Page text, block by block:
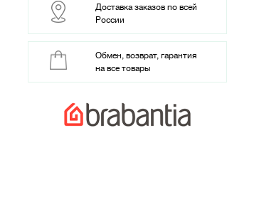
Доставка заказов по всей
России
Обмен, возврат, гарантия
на все товары